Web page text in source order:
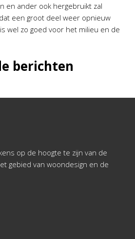
en ander ook hergebruikt zal
een groot deel weer opnieuw
wel zo goed voor het milieu en de
berichten
op de hoogte te zijn van de
gebied van woondesign en de